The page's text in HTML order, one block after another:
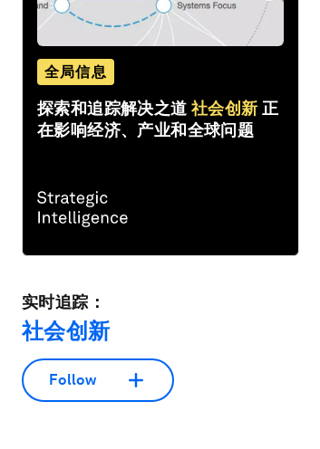
全局信息
探索和追踪解决之道 社会创新 正
在影响经济、产业和全球问题
实时追踪：
社会创新
Follow